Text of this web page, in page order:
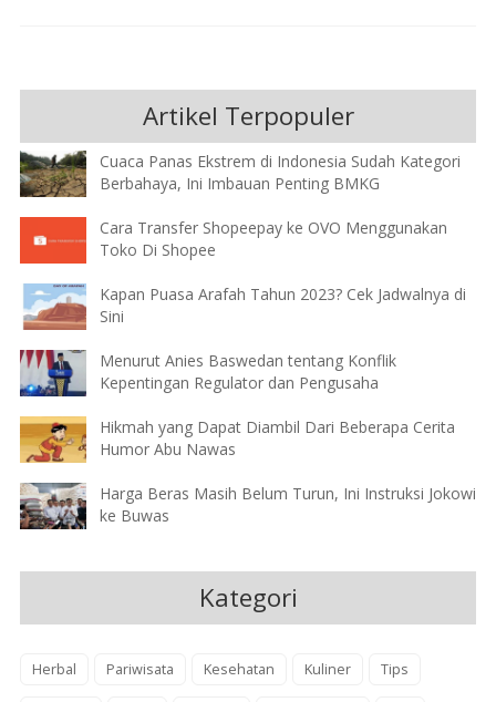
Artikel Terpopuler
Cuaca Panas Ekstrem di Indonesia Sudah Kategori
Berbahaya, Ini Imbauan Penting BMKG
Cara Transfer Shopeepay ke OVO Menggunakan
Toko Di Shopee
Kapan Puasa Arafah Tahun 2023? Cek Jadwalnya di
Sini
Menurut Anies Baswedan tentang Konflik
Kepentingan Regulator dan Pengusaha
Hikmah yang Dapat Diambil Dari Beberapa Cerita
Humor Abu Nawas
Harga Beras Masih Belum Turun, Ini Instruksi Jokowi
ke Buwas
Kategori
Herbal Pariwisata Kesehatan Kuliner Tips